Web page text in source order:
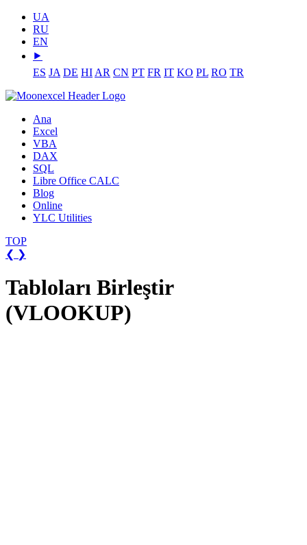
UA
RU
EN
⯈
ES JA DE HI AR CN PT FR IT KO PL RO TR
Ana
Excel
VBA
DAX
SQL
Libre Office CALC
Blog
Online
YLC Utilities
TOP
❮ ❯
Tabloları Birleştir
(VLOOKUP)